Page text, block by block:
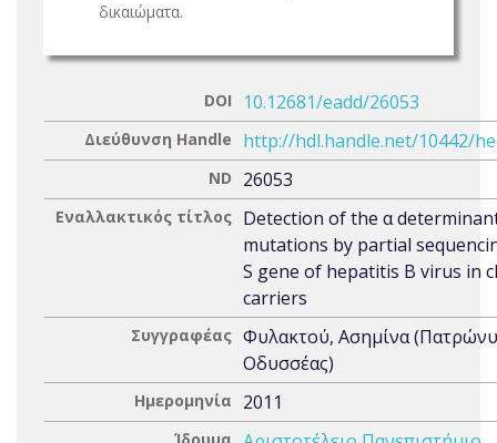
δικαιώματα.
DOI 10.12681/eadd/26053
Διεύθυνση Handle http://hdl.handle.net/10442/
ND 26053
Εναλλακτικός τίτλος Detection of the α
mutations by partial
S gene of hepatitis B virus in
carriers
Συγγραφέας Φυλακτού, Ασημίνα
Οδυσσέας)
Ημερομηνία 2011